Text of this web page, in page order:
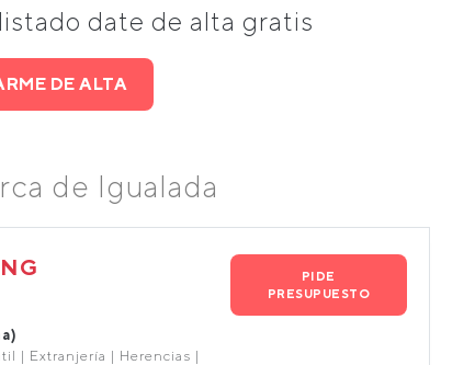
date de alta gratis
DE ALTA
de Igualada
| Extranjería | Herencias |
PIDE
PRESUPUESTO